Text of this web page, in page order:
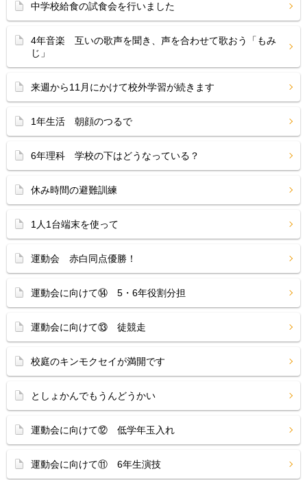
中学校給食の試食会を行いました
4年音楽 互いの歌声を聞き、声を合わせて歌おう「もみ
じ」
来週から11月にかけて校外学習が続きます
1年生活 朝顔のつるで
6年理科 学校の下はどうなっている？
休み時間の避難訓練
1人1台端末を使って
運動会 赤白同点優勝！
運動会に向けて⑭ 5・6年役割分担
運動会に向けて⑬ 徒競走
校庭のキンモクセイが満開です
としょかんでもうんどうかい
運動会に向けて⑫ 低学年玉入れ
運動会に向けて⑪ 6年生演技